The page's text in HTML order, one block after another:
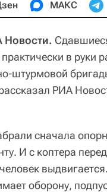
МАКС
Новости.
в руки
штурмовой
РИА
сначала
И с коптера
оборону,